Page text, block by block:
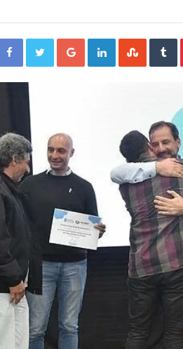
FacebookTwitterGoogle+LinkedIn